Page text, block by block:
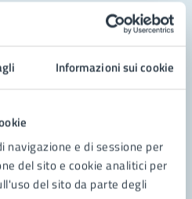
Informazioni sui cookie
navigazione e di sessione per
del sito e cookie analitici per
del sito da parte degli